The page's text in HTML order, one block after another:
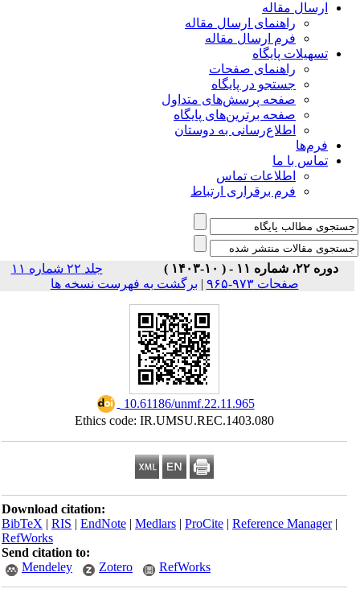
ارسال مقاله
راهنمای ارسال مقاله
فرم ارسال مقاله
تسهیلات پایگاه
راهنمای صفحات
جستجو در پایگاه
صفحه پرسش‌های متداول
صفحه برترین‌های پایگاه
اطلاع‌رسانی به دوستان
فرم‌ها
تماس با ما
اطلاعات تماس
فرم برقراری ارتباط
دوره ۲۲، شماره ۱۱ - ( ۱۰-۱۴۰۳ )
جلد ۲۲ شماره ۱۱
صفحات ۹۷۳-۹۶۵
|برگشت به فهرست نسخه ها
‎ 10.61186/unmf.22.11.965
Ethics code: IR.UMSU.REC.1403.080
Download citation:
BibTeX|RIS|EndNote|Medlars|ProCite|Reference Manager
RefWorks
Send citation to:
Mendeley
Zotero RefWorks